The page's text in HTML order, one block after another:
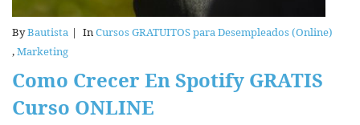
ByBautista | InCursos GRATUITOS para Desempleados (Online)
,Marketing
Como Crecer En Spotify GRATIS
Curso ONLINE